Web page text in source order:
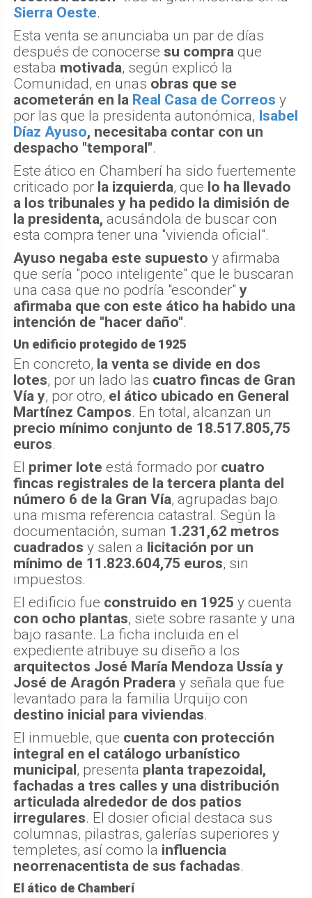
Sierra Oeste.
Esta venta se anunciaba un par de días
después de conocerse su compra que
estaba motivada, según explicó la
Comunidad, en unas obras que se
acometerán en la Real Casa de Correos y
por las que la presidenta autonómica, Isabel
Díaz Ayuso, necesitaba contar con un
despacho "temporal".
Este ático en Chamberí ha sido fuertemente
criticado por la izquierda, que lo ha llevado
a los tribunales y ha pedido la dimisión de
la presidenta, acusándola de buscar con
esta compra tener una "vivienda oficial".
Ayuso negaba este supuesto y afirmaba
que sería "poco inteligente" que le buscaran
una casa que no podría "esconder" y
afirmaba que con este ático ha habido una
intención de "hacer daño".
Un edificio protegido de 1925
En concreto, la venta se divide en dos
lotes, por un lado las cuatro fincas de Gran
Vía y, por otro, el ático ubicado en General
Martínez Campos. En total, alcanzan un
precio mínimo conjunto de 18.517.805,75
euros.
El primer lote está formado por cuatro
fincas registrales de la tercera planta del
número 6 de la Gran Vía, agrupadas bajo
una misma referencia catastral. Según la
documentación, suman 1.231,62 metros
cuadrados y salen a licitación por un
mínimo de 11.823.604,75 euros, sin
impuestos.
El edificio fue construido en 1925 y cuenta
con ocho plantas, siete sobre rasante y una
bajo rasante. La ficha incluida en el
expediente atribuye su diseño a los
arquitectos José María Mendoza Ussía y
José de Aragón Pradera y señala que fue
levantado para la familia Urquijo con
destino inicial para viviendas.
El inmueble, que cuenta con protección
integral en el catálogo urbanístico
municipal, presenta planta trapezoidal,
fachadas a tres calles y una distribución
articulada alrededor de dos patios
irregulares. El dosier oficial destaca sus
columnas, pilastras, galerías superiores y
templetes, así como la influencia
neorrenacentista de sus fachadas.
El ático de Chamberí